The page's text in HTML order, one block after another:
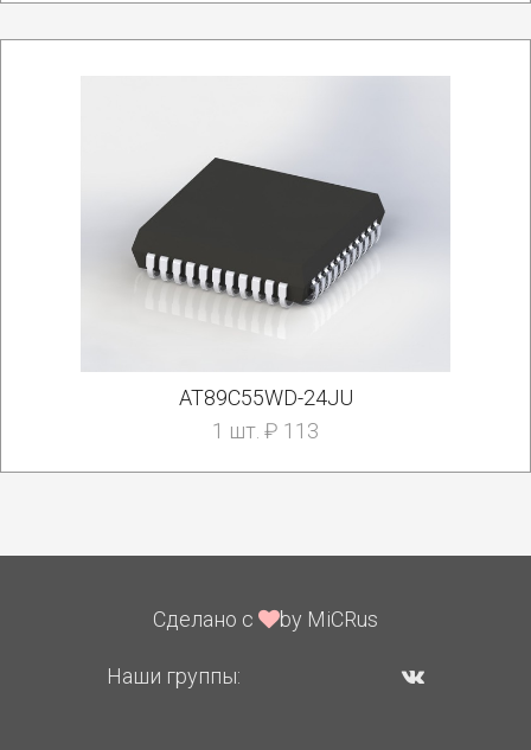
AT89C55WD-24JU
1 шт. ₽ 113
Сделано с by MiCRus
Наши группы: